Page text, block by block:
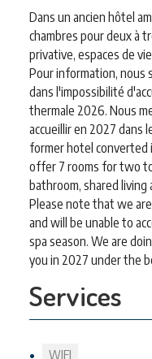
Dans un ancien hôtel
chambres pour deux à
privative, espaces de
Pour information, nous
dans l'impossibilité
thermale 2026. Nous
accueillir en 2027 dans
former hotel converted
offer 7 rooms for two
bathroom, shared living
Please note that we
and will be unable to
spa season. We are
you in 2027 under the
Services
WIFI